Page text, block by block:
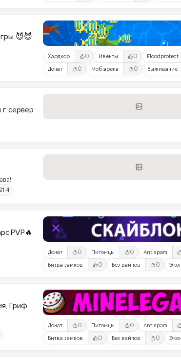
😈😈
Хардкор 0 Ивенты 0 Floodprotect
Донат 0 Моб арена 0 Выживание
г сервер
Донат 0 Питомцы 0 Antispam
Битва замков 0 Без вайпов 0
Гриф,
Донат 0 Питомцы 0 Antispam
Битва замков 0 Без вайпов 0